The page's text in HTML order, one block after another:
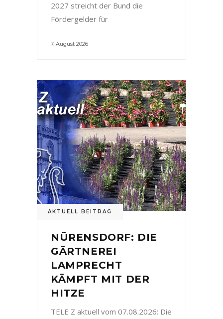
2027 streicht der Bund die
Fördergelder für
7. August 2026
AKTUELL BEITRAG
NÜRENSDORF: DIE
GÄRTNEREI
LAMPRECHT
KÄMPFT MIT DER
HITZE
TELE Z aktuell vom 07.08.2026: Die